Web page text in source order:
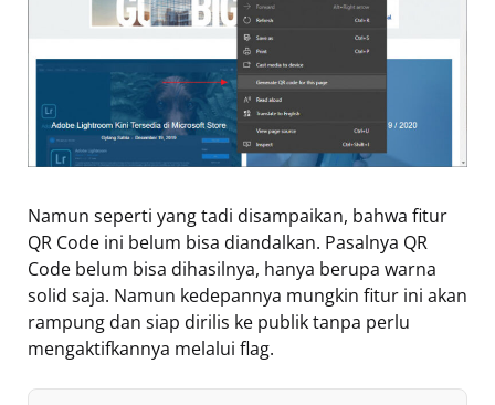
Namun seperti yang tadi disampaikan, bahwa fitur
QR Code ini belum bisa diandalkan. Pasalnya QR
Code belum bisa dihasilnya, hanya berupa warna
solid saja. Namun kedepannya mungkin fitur ini akan
rampung dan siap dirilis ke publik tanpa perlu
mengaktifkannya melalui flag.